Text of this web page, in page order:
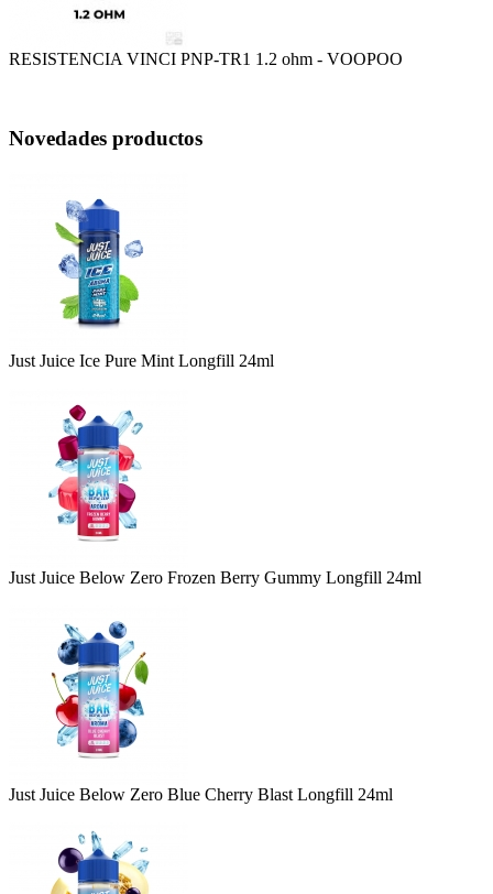
RESISTENCIA VINCI PNP-TR1 1.2 ohm - VOOPOO
Novedades productos
Just Juice Ice Pure Mint Longfill 24ml
Just Juice Below Zero Frozen Berry Gummy Longfill 24ml
Just Juice Below Zero Blue Cherry Blast Longfill 24ml